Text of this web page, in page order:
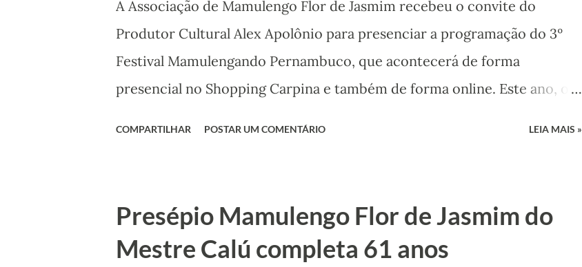
A Associação de Mamulengo Flor de Jasmim recebeu o convite do
Produtor Cultural Alex Apolônio para presenciar a programação do 3º
Festival Mamulengando Pernambuco, que acontecerá de forma
presencial no Shopping Carpina e também de forma online. Este ano, o
incentivado pela Lei Paulo Gustavo Pernambuco. O Mestre Calú tembém
recebeu o convite e estará presente acompanhando a programação do
COMPARTILHAR POSTAR UM COMENTÁRIO LEIA MAIS »
Presépio Mamulengo Flor de Jasmim do
Mestre Calú completa 61 anos